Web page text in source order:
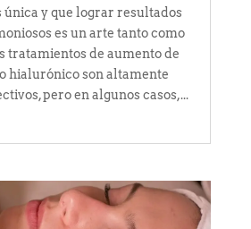
única y que lograr resultados
es un arte tanto como
tratamientos de aumento de
hialurónico son altamente
pero en algunos casos,...